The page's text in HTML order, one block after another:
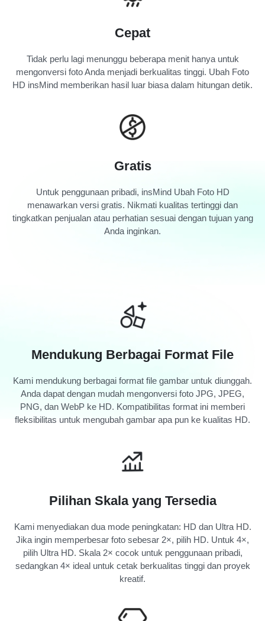
Cepat
Tidak perlu lagi menunggu beberapa menit hanya untuk
mengonversi foto Anda menjadi berkualitas tinggi. Ubah Foto
HD insMind memberikan hasil luar biasa dalam hitungan detik.
Gratis
Untuk penggunaan pribadi, insMind Ubah Foto HD
menawarkan versi gratis. Nikmati kualitas tertinggi dan
tingkatkan penjualan atau perhatian sesuai dengan tujuan yang
Anda inginkan.
Mendukung Berbagai Format File
Kami mendukung berbagai format file gambar untuk diunggah.
Anda dapat dengan mudah mengonversi foto JPG, JPEG,
PNG, dan WebP ke HD. Kompatibilitas format ini memberi
fleksibilitas untuk mengubah gambar apa pun ke kualitas HD.
Pilihan Skala yang Tersedia
Kami menyediakan dua mode peningkatan: HD dan Ultra HD.
Jika ingin memperbesar foto sebesar 2×, pilih HD. Untuk 4×,
pilih Ultra HD. Skala 2× cocok untuk penggunaan pribadi,
sedangkan 4× ideal untuk cetak berkualitas tinggi dan proyek
kreatif.